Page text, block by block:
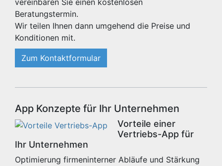
vereinbaren Sie einen kostenlosen
Beratungstermin.
Wir teilen Ihnen dann umgehend die Preise und
Konditionen mit.
Zum Kontaktformular
App Konzepte für Ihr Unternehmen
Vorteile einer
Vertriebs-App für
Ihr Unternehmen
Optimierung firmeninterner Abläufe und Stärkung